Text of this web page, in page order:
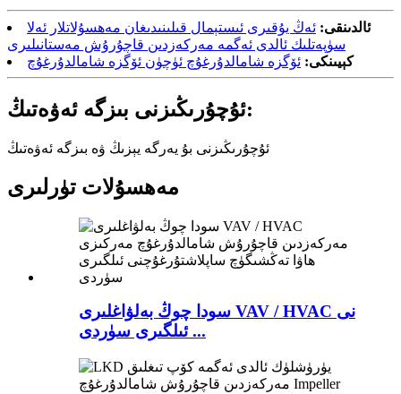
ئالدىنقى: ئەڭ يۇقىرى ئىستېمال قىلىنىدىغان مەھسۇلاتلار ئەلا
سۈپەتلىك ئالدى ئەگمە مەركەزدىن قاچۇرۇش مەستانىلىرى
كېيىنكى: ئۆگزە شامالدۇرغۇچ ئۈچۈن ئۆگزە شامالدۇرغۇچ
ئۇچۇرىڭىزنى بىزگە ئەۋەتىڭ:
ئۇچۇرىڭىزنى بۇ يەرگە يېزىڭ ۋە بىزگە ئەۋەتىڭ
مەھسۇلات تۈرلىرى
سودا چوڭ بەلۋاغلىرى VAV / HVAC نى
ئىلگىرى سۈردى ...